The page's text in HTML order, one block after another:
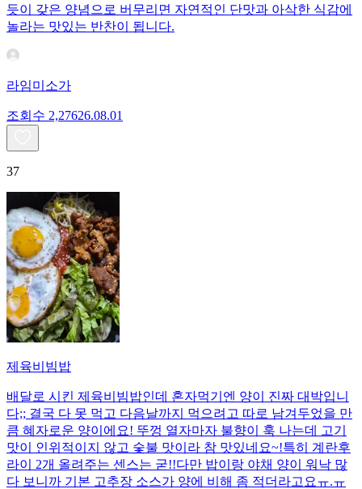
듯이 갖은 양념으로 버무리면 자연적인 단맛과 아삭한 식감에
놀라는 맛있는 반찬이 됩니다.
라임미소가
조회수 2,27626.08.01
37
제육비빔밥
배달로 시킨 제육비빔밥인데 혼자먹기엔 양이 진짜 대박입니
다;; 결국 다 못 먹고 다음날까지 먹으려고 따로 남겨두었을 만
큼 혜자로운 양이에요! 뚜껑 열자마자 불향이 훅 나는데 고기
맛이 인위적이지 않고 숯불 맛이라 참 맛있네요~!특히 계란후
라이 2개 올려주는 센스는 굳!! ​다만 밥이랑 야채 양이 워낙 많
다 보니까 기본 고추장 소스가 양에 비해 좀 적더라고요ㅠ.ㅠ